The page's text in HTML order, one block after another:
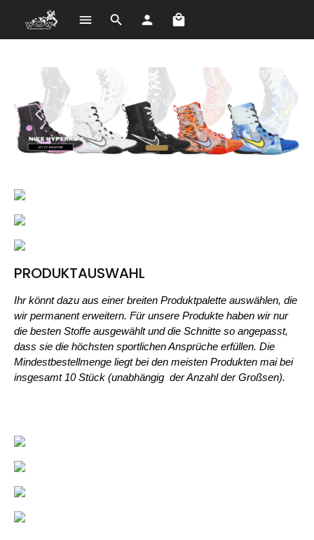
Перейти к основному содержанию В корзине 0 товаров.
PRODUKTAUSWAHL
Ihr könnt dazu aus einer breiten Produktpalette auswählen, die
wir permanent erweitern. Für unsere Produkte haben wir nur
die besten Stoffe ausgewählt und die Schnitte so angepasst,
dass sie die höchsten sportlichen Ansprüche erfüllen. Die
Mindestbestellmenge liegt bei den meisten Produkten mai bei
insgesamt 10 Stück (unabhängig  der Anzahl der Großsen).